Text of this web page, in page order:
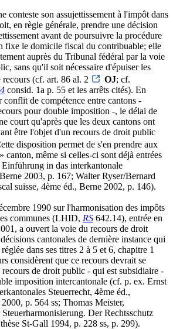
conteste son assujettissement à l'impôt dans
en règle générale, prendre une décision
avant de poursuivre la procédure
fixe le domicile fiscal du contribuable; elle
auprès du Tribunal fédéral par la voie
sans qu'il soit nécessaire d'épuiser les
recours (cf. art. 86 al. 2
OJ; cf.
consid. 1a p. 55 et les arrêts cités). En
conflit de compétence entre cantons -
pour double imposition -, le délai de
court qu'après que les deux cantons ont
être l'objet d'un recours de droit public
disposition permet de s'en prendre aux
canton, même si celles-ci sont déjà entrées
in das interkantonale
2003, p. 167; Walter Ryser/Bernard
suisse, 4ème éd., Berne 2002, p. 146).
1990 sur l'harmonisation des impôts
communes (LHID, RS 642.14), entrée en
a ouvert la voie du recours de droit
cantonales de dernière instance qui
dans ses titres 2 à 5 et 6, chapitre 1
considèrent que ce recours devrait se
recours de droit public - qui est subsidiaire -
imposition intercantonale (cf. p. ex. Ernst
Steuerrecht, 4ème éd.,
p. 564 ss; Thomas Meister,
Der Rechtsschutz
St-Gall 1994, p. 228 ss, p. 299).